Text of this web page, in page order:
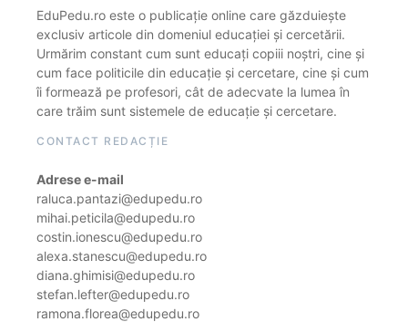
EduPedu.ro este o publicație online care găzduiește
exclusiv articole din domeniul educației și cercetării.
Urmărim constant cum sunt educați copiii noștri, cine și
cum face politicile din educație și cercetare, cine și cum
îi formează pe profesori, cât de adecvate la lumea în
care trăim sunt sistemele de educație și cercetare.
CONTACT REDACȚIE
Adrese e-mail
raluca.pantazi@edupedu.ro
mihai.peticila@edupedu.ro
costin.ionescu@edupedu.ro
alexa.stanescu@edupedu.ro
diana.ghimisi@edupedu.ro
stefan.lefter@edupedu.ro
ramona.florea@edupedu.ro